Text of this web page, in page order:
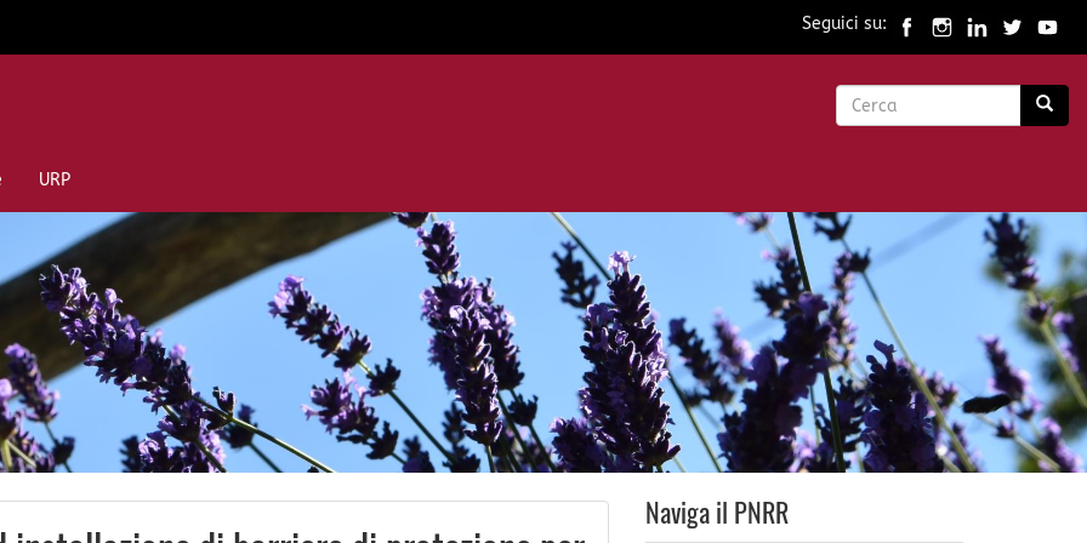
Seguici su:
Form
URP
Naviga il PNRR